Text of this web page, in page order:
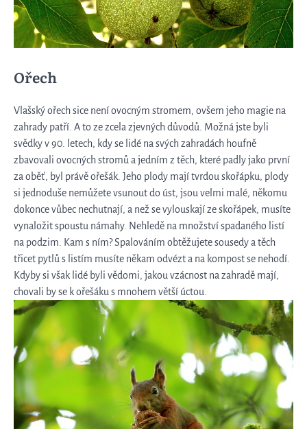
Ořech
Vlašský ořech sice není ovocným stromem, ovšem jeho magie na
zahrady patří. A to ze zcela zjevných důvodů. Možná jste byli
svědky v 90. letech, kdy se lidé na svých zahradách houfně
zbavovali ovocných stromů a jedním z těch, které padly jako první
za oběť, byl právě ořešák. Jeho plody mají tvrdou skořápku, plody
si jednoduše nemůžete vsunout do úst, jsou velmi malé, někomu
dokonce vůbec nechutnají, a než se vylouskají ze skořápek, musíte
vynaložit spoustu námahy. Nehledě na množství spadaného listí
na podzim. Kam s ním? Spalováním obtěžujete sousedy a těch
třicet pytlů s listím musíte někam odvézt a na kompost se nehodí.
Kdyby si však lidé byli vědomi, jakou vzácnost na zahradě mají,
chovali by se k ořešáku s mnohem větší úctou.